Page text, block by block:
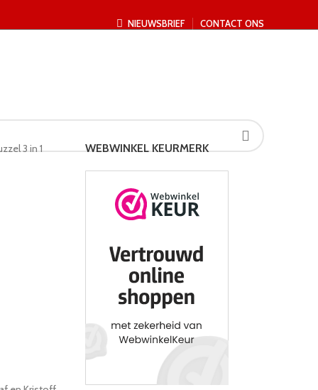
NIEUWSBRIEF CONTACT ONS
3 in 1
WEBWINKEL KEURMERK